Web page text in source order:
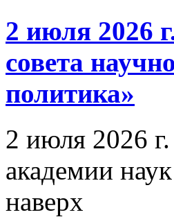
2 июля 2026
совета
политика»
2 июля 2026
академии
наверх